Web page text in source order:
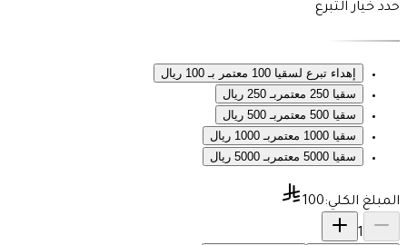
حدد خيار التبرع
إهداء تبرع لسقيا 100 معتمر بـ 100 ريال
سقيا 250 معتمربـ 250 ريال
سقيا 500 معتمربـ 500 ريال
سقيا 1000 معتمربـ 1000 ريال
سقيا 5000 معتمربـ 5000 ريال
المبلغ الكلي:100
1